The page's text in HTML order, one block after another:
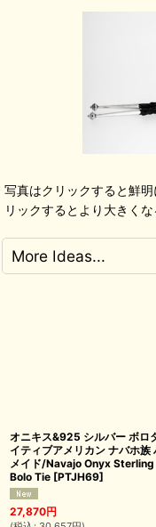
写真はクリックすると鮮
リックするとより大きく
More Ideas...
オニキス&925 シルバー ボロ
イティブアメリカン ナバホ族
メイド/Navajo Onyx
Bolo Tie [PTJH69]
27,870円